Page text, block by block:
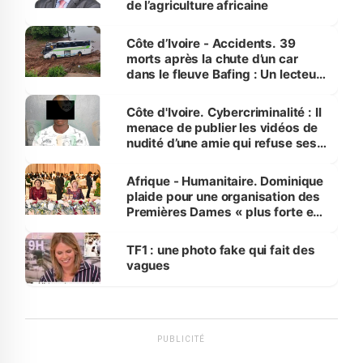
de l’agriculture africaine
Côte d’Ivoire - Accidents. 39
morts après la chute d’un car
dans le fleuve Bafing : Un lecteur
des Transports
Côte d'Ivoire. Cybercriminalité : Il
menace de publier les vidéos de
nudité d’une amie qui refuse ses
Afrique - Humanitaire. Dominique
plaide pour une organisation des
Premières Dames « plus forte et
sur la scène internationale »
TF1 : une photo fake qui fait des
vagues
PUBLICITÉ